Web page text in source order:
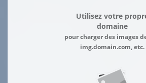
Utilisez votre
domaine
pour charger des images
img.domain.com, etc.